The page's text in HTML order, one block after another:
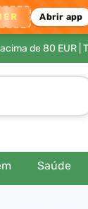
Abrir app
de 80 EUR|
Saúde